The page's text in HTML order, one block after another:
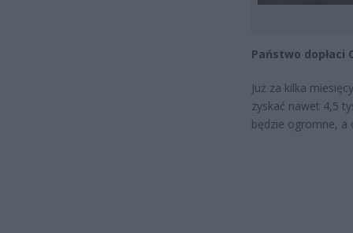
Państwo dopłaci
Już za kilka
zyskać nawet 4,5
będzie ogromne, a